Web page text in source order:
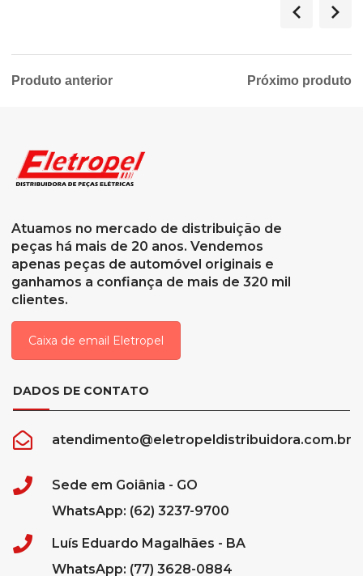
Produto anterior Próximo produto
Atuamos no mercado de distribuição de
peças há mais de 20 anos. Vendemos
apenas peças de automóvel originais e
ganhamos a confiança de mais de 320 mil
clientes.
Caixa de email Eletropel
DADOS DE CONTATO
atendimento@eletropeldistribuidora.com.br
Sede em Goiânia - GO
WhatsApp: (62) 3237-9700
Luís Eduardo Magalhães - BA
WhatsApp: (77) 3628-0884